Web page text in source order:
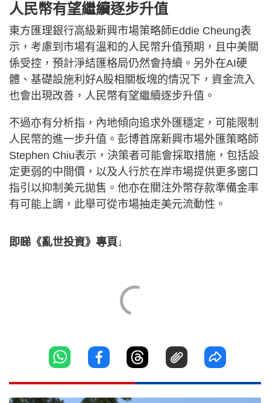
人民幣有望繼續逐步升值
東方匯理銀行高級新興市場策略師Eddie Cheung表
示，考慮到市場有溫和的人民幣升值預期，且中美關
係受控，預計淨結匯格局仍然會持續。另外在AI硬
體、基礎設施利好A股相關板塊的情況下，資金流入
也會出現改善，人民幣有望繼續逐步升值。
不過亦有分析指，內地傾向追求外匯穩定，可能限制
人民幣的進一步升值。彭博首席新興市場外匯策略師
Stephen Chiu表示，決策者可能會採取措施，包括設
定更弱的中間價，以及人行於在岸市場提供更多窗口
指引以抑制美元拋售。他亦在關注外幣存款準備金率
有可能上調，此舉可從市場抽走美元流動性。
即睇《亂世投資》專頁↓